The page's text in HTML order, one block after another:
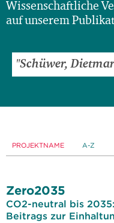
Wissenschaftliche
auf unserem
PROJEKTNAME A-Z
Zero2035
CO2-neutral bis
Beitrags zur